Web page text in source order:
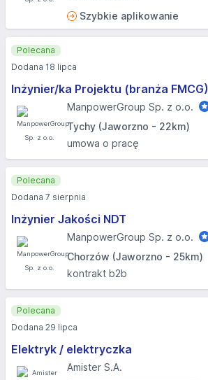
Szybkie aplikowanie
Inżynier/ka Projektu (branża FMCG)
ManpowerGroup Sp. z o.o.
Tychy (Jaworzno - 22km)
umowa o pracę
Polecana
Dodana 18 lipca
Inżynier Jakości NDT
ManpowerGroup Sp. z o.o.
Chorzów (Jaworzno - 25km)
kontrakt b2b
Polecana
Dodana 7 sierpnia
Elektryk / elektryczka
Amister S.A.
Polecana
Dodana 29 lipca